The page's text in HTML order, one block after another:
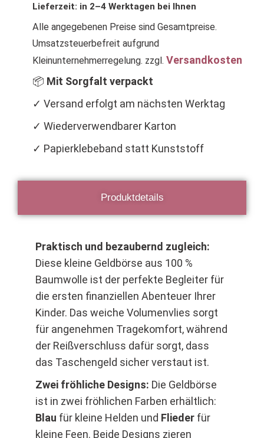
Lieferzeit: in 2–4 Werktagen bei Ihnen
Alle angegebenen Preise sind Gesamtpreise.
Umsatzsteuerbefreit aufgrund
Kleinunternehmerregelung. zzgl. Versandkosten
📦 Mit Sorgfalt verpackt
✓ Versand erfolgt am nächsten Werktag
✓ Wiederverwendbarer Karton
✓ Papierklebeband statt Kunststoff
Produktdetails
Praktisch und bezaubernd zugleich:
Diese kleine Geldbörse aus 100 %
Baumwolle ist der perfekte Begleiter für
die ersten finanziellen Abenteuer Ihrer
Kinder. Das weiche Volumenvlies sorgt
für angenehmen Tragekomfort, während
der Reißverschluss dafür sorgt, dass
das Taschengeld sicher verstaut ist.
Zwei fröhliche Designs: Die Geldbörse
ist in zwei fröhlichen Farben erhältlich:
Blau für kleine Helden und Flieder für
kleine Feen. Beide Designs zieren